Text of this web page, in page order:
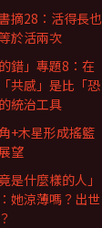
摘28：活得長也
於活兩次
錯」專題8：在
共感」是比「恐
統治工具
+木星形成搖籃
望
是什麼樣的人」
她涼薄嗎？出世